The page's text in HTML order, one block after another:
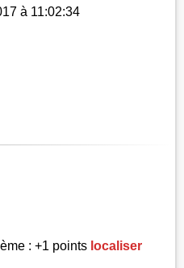
à 11:02:34
: +1 points localiser